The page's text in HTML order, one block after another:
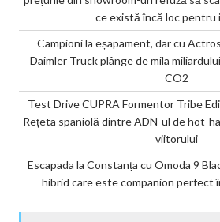
ce există încă loc pentru
Campioni la eșapament, dar cu
Daimler Truck plânge de mila
CO2
Test Drive CUPRA Formentor Tribe
Rețeta spaniolă dintre ADN-ul de hot-
viitorului
Escapada la Constanța cu Omoda 9
hibrid care este companion perfect